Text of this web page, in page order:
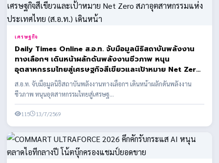
เศรษฐกิจ
Daily Times Online ส.อ.ท. จับมือมูลนิธิสถาบันพลังงาน
ทางเลือกฯ เดินหน้าผลักดันพลังงานชีวภาพ หนุน
อุตสาหกรรมไทยสู่เศรษฐกิจสีเขียวและเป้าหมาย Net Zero
สภาอุตสาหกรรมแห่งประเทศไทย (ส.อ.ท.) เดินหน้า
ส.อ.ท. จับมือมูลนิธิสถาบันพลังงานทางเลือกฯ เดินหน้าผลักดันพลังงาน
ชีวภาพ หนุนอุตสาหกรรมไทยสู่เศรษฐ...
115 13/7/2569